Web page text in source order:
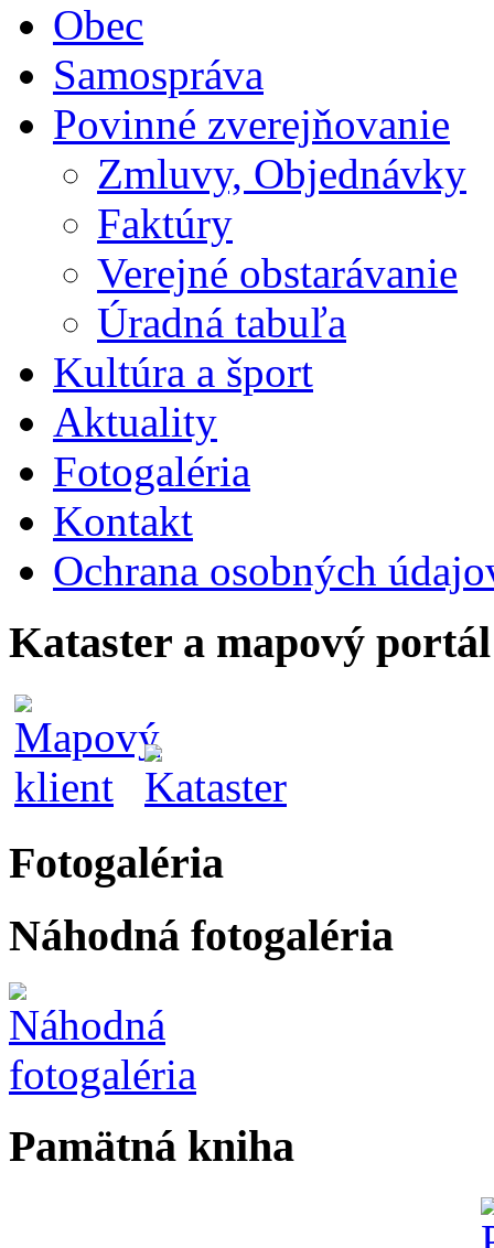
Obec
Samospráva
Povinné zverejňovanie
Zmluvy, Objednávky
Faktúry
Verejné obstarávanie
Úradná tabuľa
Kultúra a šport
Aktuality
Fotogaléria
Kontakt
Ochrana osobných
Kataster a mapový portál
Fotogaléria
Náhodná fotogaléria
Pamätná kniha